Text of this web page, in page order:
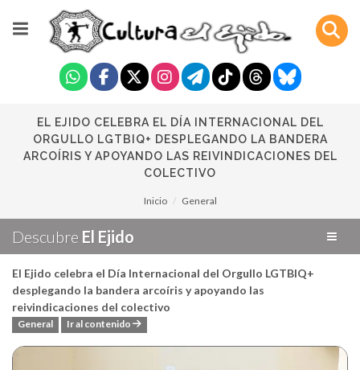
EL EJIDO CELEBRA EL DÍA INTERNACIONAL DEL
ORGULLO LGTBIQ+ DESPLEGANDO LA BANDERA
ARCOÍRIS Y APOYANDO LAS REIVINDICACIONES DEL
COLECTIVO
Inicio General
Descubre El Ejido
El Ejido celebra el Día Internacional del Orgullo LGTBIQ+
desplegando la bandera arcoíris y apoyando las
reivindicaciones del colectivo
General Ir al contenido